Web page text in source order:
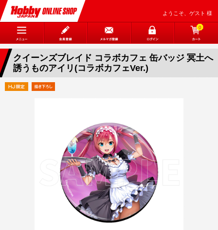
ようこそ、ゲスト 様
0
クイーンズブレイド コラボカフェ 缶バッジ 冥土へ
誘うものアイリ(コラボカフェVer.)